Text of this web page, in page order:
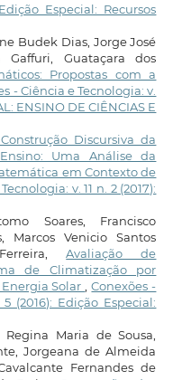
Especial: Recursos
Budek Dias, Jorge José
Gaffuri, Guataçara dos
Propostas com a
- Ciência e Tecnologia: v.
ENSINO DE CIÊNCIAS E
Discursiva da
Uma Análise da
em Contexto de
v. 11 n. 2 (2017):
Soares, Francisco
Marcos Venicio Santos
Avaliação de
de Climatização por
Solar,Conexões -
(2016): Edição Especial:
Regina Maria de Sousa,
Jorgeana de Almeida
Fernandes de